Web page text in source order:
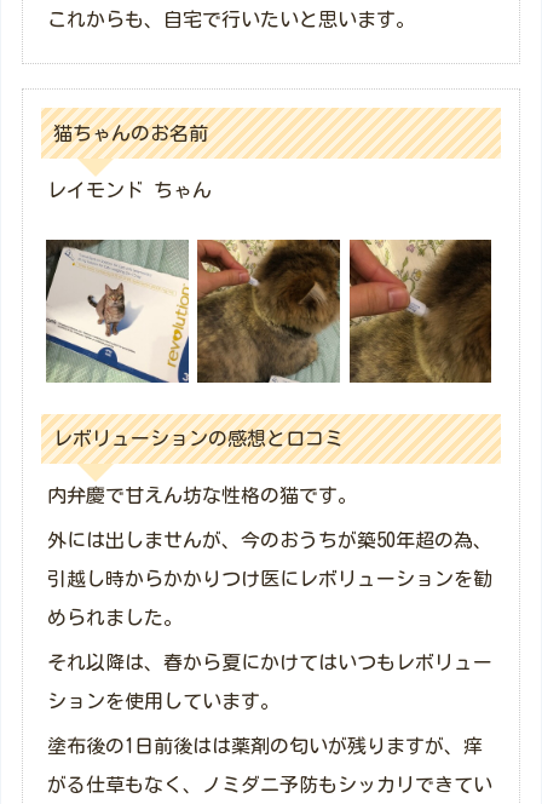
これからも、自宅で行いたいと思います。
猫ちゃんのお名前
レイモンド ちゃん
レボリューションの感想と口コミ
内弁慶で甘えん坊な性格の猫です。
外には出しませんが、今のおうちが築50年超の為、
引越し時からかかりつけ医にレボリューションを勧
められました。
それ以降は、春から夏にかけてはいつもレボリュー
ションを使用しています。
塗布後の1日前後はは薬剤の匂いが残りますが、痒
がる仕草もなく、ノミダニ予防もシッカリできてい